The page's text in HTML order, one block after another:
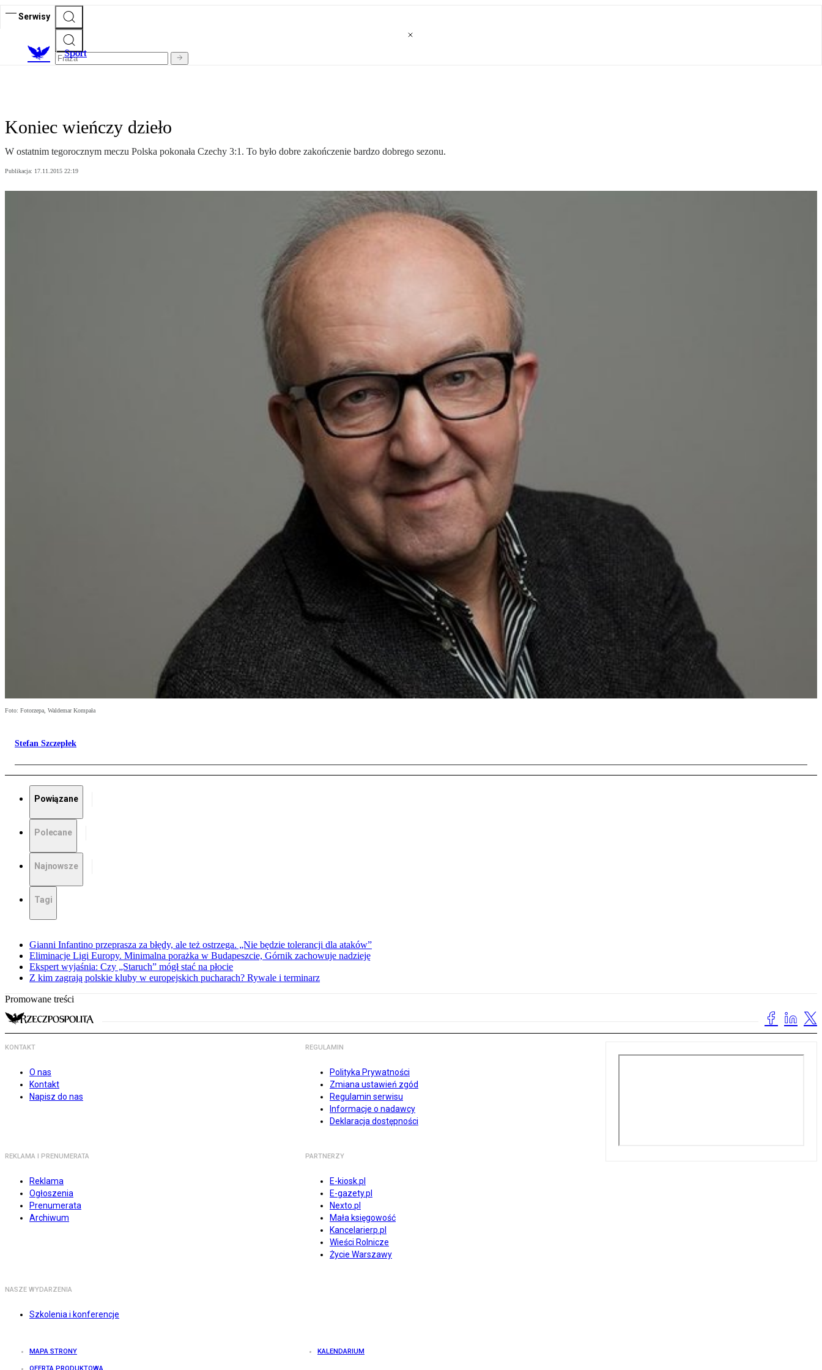
Serwisy
Sport
Koniec wieńczy dzieło
W ostatnim tegorocznym meczu Polska pokonała Czechy 3:1. To było dobre zakończenie bardzo dobrego sezonu.
Publikacja: 17.11.2015 22:19
Foto: Fotorzepa, Waldemar Kompała
Stefan Szczepłek
Powiązane
Polecane
Najnowsze
Tagi
Gianni Infantino przeprasza za błędy, ale też ostrzega. „Nie będzie tolerancji dla ataków”
Eliminacje Ligi Europy. Minimalna porażka w Budapeszcie, Górnik zachowuje nadzieję
Ekspert wyjaśnia: Czy „Staruch” mógł stać na płocie
Z kim zagrają polskie kluby w europejskich pucharach? Rywale i terminarz
Promowane treści
KONTAKT
O nas
Kontakt
Napisz do nas
REGULAMIN
Polityka Prywatności
Zmiana ustawień zgód
Regulamin serwisu
Informacje o nadawcy
Deklaracja dostępności
REKLAMA I PRENUMERATA
Reklama
Ogłoszenia
Prenumerata
Archiwum
PARTNERZY
E-kiosk.pl
E-gazety.pl
Nexto.pl
Mała księgowość
Kancelarierp.pl
Wieści Rolnicze
Życie Warszawy
NASZE WYDARZENIA
Szkolenia i konferencje
MAPA STRONY KALENDARIUM